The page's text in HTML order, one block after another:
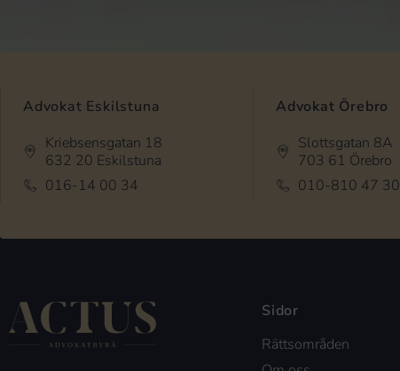
Advokat Eskilstuna
Kriebsensgatan 18
632 20 Eskilstuna
016-14 00 34
Advokat Örebro
Slottsgatan 8A
703 61 Örebro
010-810 47 30
Sidor
Rättsområden